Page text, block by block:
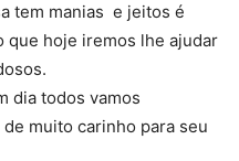
tem manias e jeitos é
que hoje iremos lhe ajudar
dia todos vamos
muito carinho para seu